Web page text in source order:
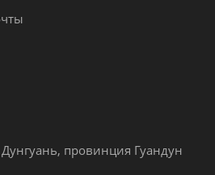
провинция Гуандун